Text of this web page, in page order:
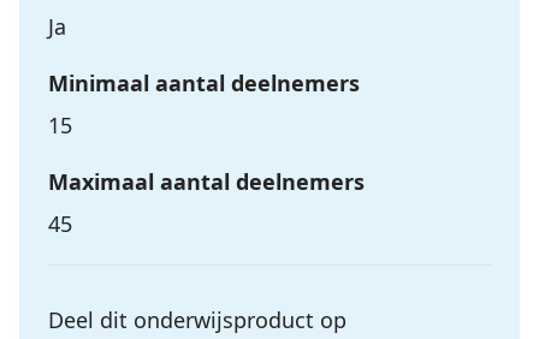
Ja
Minimaal aantal deelnemers
15
Maximaal aantal deelnemers
45
Deel dit onderwijsproduct op